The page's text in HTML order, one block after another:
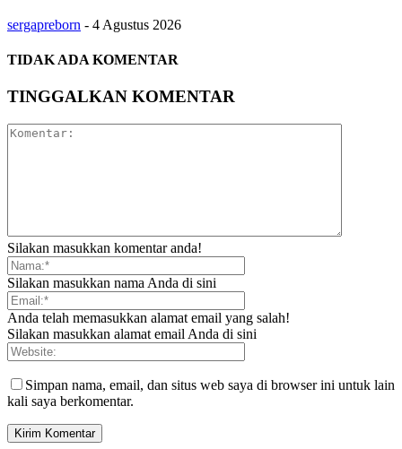
sergapreborn - 4 Agustus 2026
TIDAK ADA KOMENTAR
TINGGALKAN KOMENTAR
Silakan masukkan komentar anda!
Silakan masukkan nama Anda di sini
Anda telah memasukkan alamat email yang salah!
Silakan masukkan alamat email Anda di sini
Simpan nama, email, dan situs web saya di browser ini untuk lain
kali saya berkomentar.